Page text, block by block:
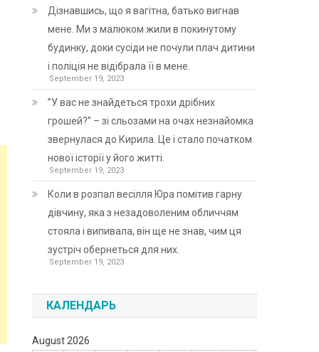
Дізнавшись, що я вагітна, батько вигнав
мене. Ми з малюком жили в покинутому
будинку, доки сусіди не почули плач дитини
і поліція не відібрала її в мене.
September 19, 2023
”У вас не знайдеться трохи дрібних
грошей?” – зі сльозами на очах незнайомка
звернулася до Кирила. Це і стало початком
нової історії у його житті.
September 19, 2023
Коли в розпал весілля Юра помітив гарну
дівчину, яка з незадоволеним обличчям
стояла і випивала, він ще не знав, чим ця
зустріч обернеться для них.
September 19, 2023
КАЛЕНДАРЬ
August 2026